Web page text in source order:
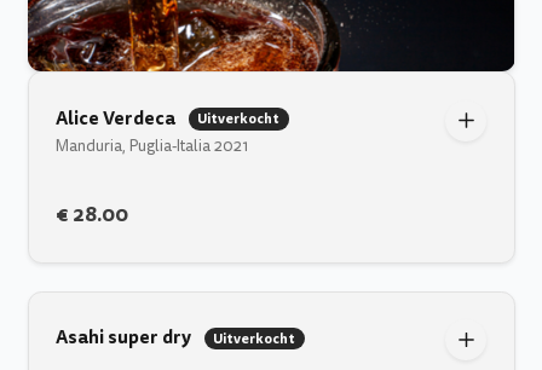
Alice Verdeca Uitverkocht
Manduria, Puglia-Italia 2021
€ 28.00
Asahi super dry Uitverkocht